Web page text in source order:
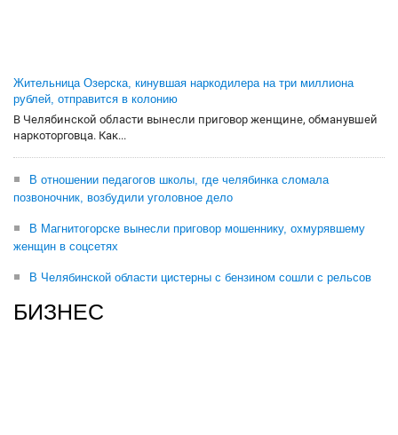
Жительница Озерска, кинувшая наркодилера на три миллиона
рублей, отправится в колонию
В Челябинской области вынесли приговор женщине, обманувшей
наркоторговца. Как...
В отношении педагогов школы, где челябинка сломала
позвоночник, возбудили уголовное дело
В Магнитогорске вынесли приговор мошеннику, охмурявшему
женщин в соцсетях
В Челябинской области цистерны с бензином сошли с рельсов
БИЗНЕС